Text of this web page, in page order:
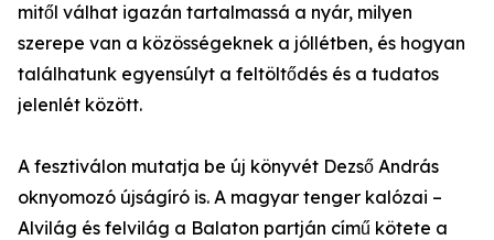
mitől válhat igazán tartalmassá a nyár, milyen
szerepe van a közösségeknek a jóllétben, és hogyan
találhatunk egyensúlyt a feltöltődés és a tudatos
jelenlét között.
A fesztiválon mutatja be új könyvét Dezső András
oknyomozó újságíró is. A magyar tenger kalózai –
Alvilág és felvilág a Balaton partján című kötete a